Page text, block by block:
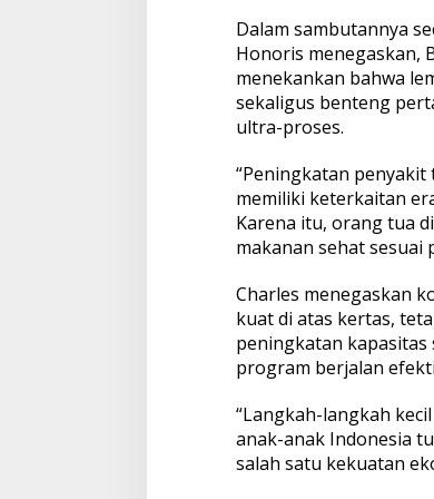
k
a
t
M
e
l
l
u
E
d
k
a
s
i
B
r
k
l
Dalam sambutannya
Honoris menegaskan,
menekankan bahwa
sekaligus benteng
ultra-proses.
“Peningkatan
memiliki keterkaitan
Karena itu, orang tua
makanan sehat sesuai
Charles menegaskan
kuat di atas kertas,
peningkatan kapasitas
program berjalan
“Langkah-langkah
anak-anak Indonesia
salah satu kekuatan